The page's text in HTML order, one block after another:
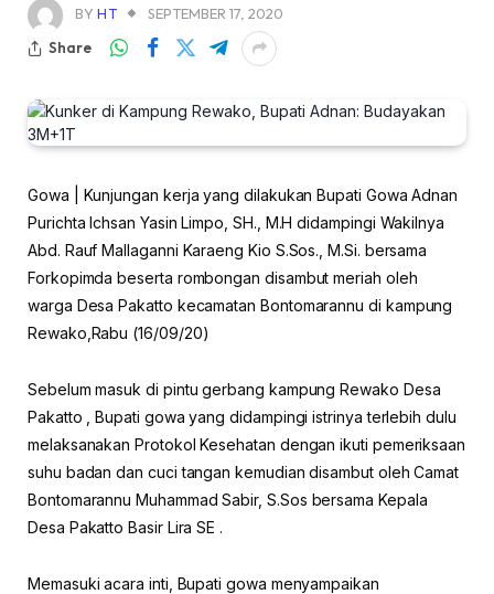
BY HT
SEPTEMBER 17, 2020
Share
Gowa | Kunjungan kerja yang dilakukan Bupati Gowa Adnan
Purichta Ichsan Yasin Limpo, SH., M.H didampingi Wakilnya
Abd. Rauf Mallaganni Karaeng Kio S.Sos., M.Si. bersama
Forkopimda beserta rombongan disambut meriah oleh
warga Desa Pakatto kecamatan Bontomarannu di kampung
Rewako,Rabu (16/09/20)
Sebelum masuk di pintu gerbang kampung Rewako Desa
Pakatto , Bupati gowa yang didampingi istrinya terlebih dulu
melaksanakan Protokol Kesehatan dengan ikuti pemeriksaan
suhu badan dan cuci tangan kemudian disambut oleh Camat
Bontomarannu Muhammad Sabir, S.Sos bersama Kepala
Desa Pakatto Basir Lira SE .
Memasuki acara inti, Bupati gowa menyampaikan